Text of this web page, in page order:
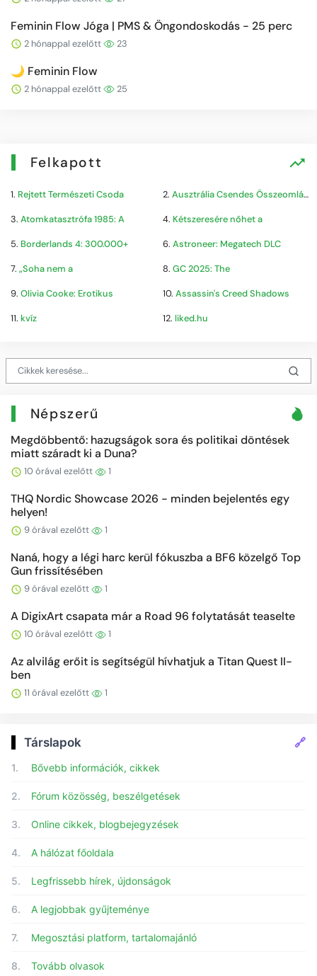
Feminin Flow Jóga | PMS & Öngondoskodás - 25 perc
2 hónappal ezelőtt 23
🌙 Feminin Flow
2 hónappal ezelőtt 25
Felkapott
1. Rejtett Természeti Csoda 2. Ausztrália Csendes Összeomlása
3. Atomkatasztrófa 1985: A 4. Kétszeresére nőhet a
5. Borderlands 4: 300.000+ 6. Astroneer: Megatech DLC
7. „Soha nem a 8. GC 2025: The
9. Olivia Cooke: Erotikus 10. Assassin's Creed Shadows
11. kvíz 12. liked.hu
Népszerű
Megdöbbentő: hazugságok sora és politikai döntések
miatt száradt ki a Duna?
10 órával ezelőtt 1
THQ Nordic Showcase 2026 - minden bejelentés egy
helyen!
9 órával ezelőtt 1
Naná, hogy a légi harc kerül fókuszba a BF6 közelgő Top
Gun frissítésében
9 órával ezelőtt 1
A DigixArt csapata már a Road 96 folytatását teaselte
10 órával ezelőtt 1
Az alvilág erőit is segítségül hívhatjuk a Titan Quest II-
ben
11 órával ezelőtt 1
Társlapok 🔗
1. Bővebb információk, cikkek
2. Fórum közösség, beszélgetések
3. Online cikkek, blogbejegyzések
4. A hálózat főoldala
5. Legfrissebb hírek, újdonságok
6. A legjobbak gyűjteménye
7. Megosztási platform, tartalomajánló
8. Tovább olvasok